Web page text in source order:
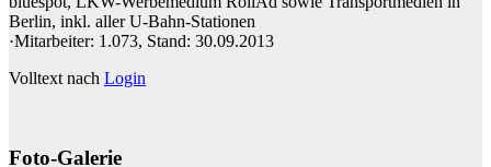
Berlin, inkl. aller U-Bahn-Stationen
·Mitarbeiter: 1.073, Stand: 30.09.2013
Volltext nach Login
Foto-Galerie